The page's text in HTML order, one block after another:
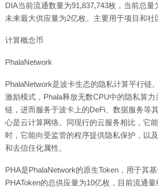
DIA当前流通数量为91,837,743枚，当前总量
未来最大供应量为2亿枚。主要用于项目和社
计算概念币
PhalaNetwork
PhalaNetwork是波卡生态的隐私计算平行链
激励模式，Phala释放无数CPU中的隐私算
链，进而服务于波卡上的DeFi、数据服务等
心是云计算网络。同现行的云服务相比，它
时，它能向受监管的程序提供隐私保护，以
和去信任化属性。
PHA是PhalaNetwork的原生Token，用于其基
PHAToken的总供应量为10亿枚，目前流通量